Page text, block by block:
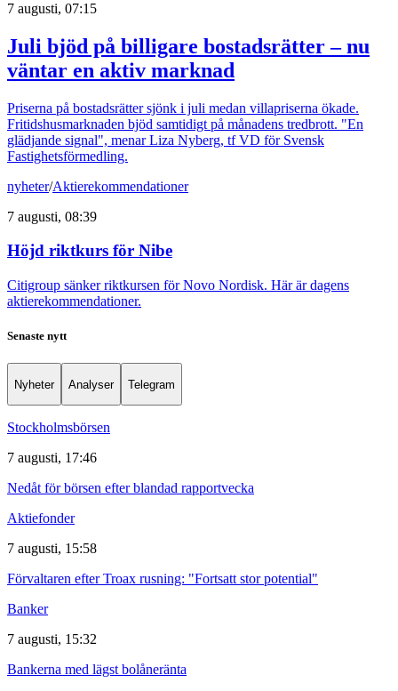
7 augusti, 07:15
Juli bjöd på billigare bostadsrätter – nu
väntar en aktiv marknad
Priserna på bostadsrätter sjönk i juli medan villapriserna ökade.
Fritidshusmarknaden bjöd samtidigt på månadens tredbrott. "En
glädjande signal", menar Liza Nyberg, tf VD för Svensk
Fastighetsförmedling.
nyheter/Aktierekommendationer
7 augusti, 08:39
Höjd riktkurs för Nibe
Citigroup sänker riktkursen för Novo Nordisk. Här är dagens
aktierekommendationer.
Senaste nytt
Nyheter Analyser Telegram
Stockholmsbörsen
7 augusti, 17:46
Nedåt för börsen efter blandad rapportvecka
Aktiefonder
7 augusti, 15:58
Förvaltaren efter Troax rusning: "Fortsatt stor potential"
Banker
7 augusti, 15:32
Bankerna med lägst bolåneränta